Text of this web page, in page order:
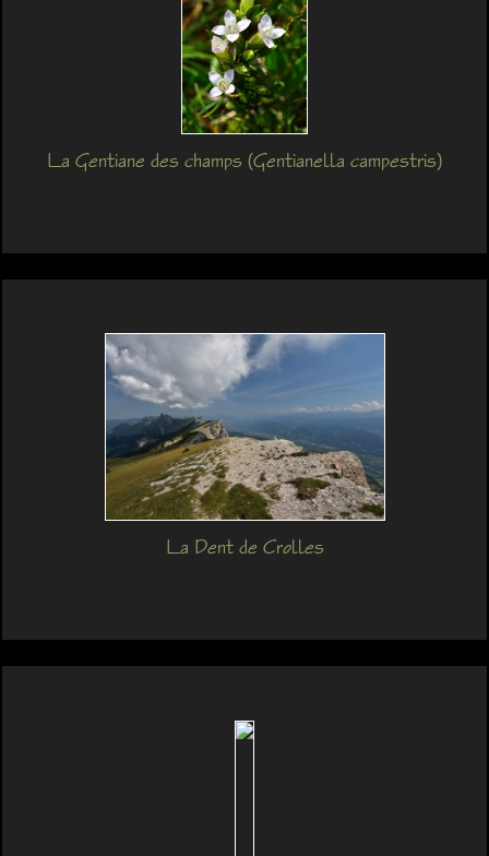
La Gentiane des champs (Gentianella campestris)
La Dent de Crolles